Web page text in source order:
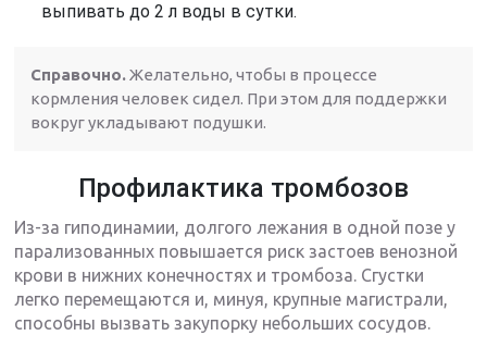
выпивать до 2 л воды в сутки.
Справочно.Желательно, чтобы в процессе
кормления человек сидел. При этом для поддержки
вокруг укладывают подушки.
Профилактика тромбозов
Из-за гиподинамии, долгого лежания в одной позе у
парализованных повышается риск застоев венозной
крови в нижних конечностях и тромбоза. Сгустки
легко перемещаются и, минуя, крупные магистрали,
способны вызвать закупорку небольших сосудов.